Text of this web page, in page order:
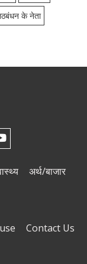
के नेता
अर्थ/बाजार
Contact Us